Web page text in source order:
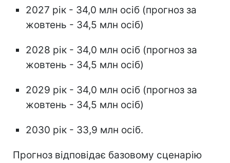
2027 рік - 34,0 млн осіб (прогноз за
жовтень - 34,5 млн осіб)
2028 рік - 34,0 млн осіб (прогноз за
жовтень - 34,5 млн осіб)
2029 рік - 34,0 млн осіб (прогноз за
жовтень - 34,5 млн осіб)
2030 рік - 33,9 млн осіб.
Прогноз відповідає базовому сценарію